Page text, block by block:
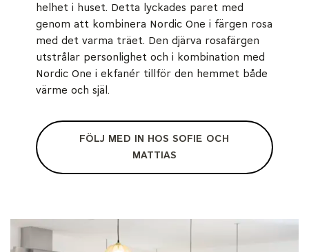
helhet i huset. Detta lyckades paret med
genom att kombinera Nordic One i färgen rosa
med det varma träet. Den djärva rosafärgen
utstrålar personlighet och i kombination med
Nordic One i ekfanér tillför den hemmet både
värme och själ.
FÖLJ MED IN HOS SOFIE OCH
MATTIAS